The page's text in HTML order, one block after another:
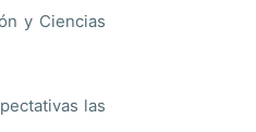
y Ciencias
las